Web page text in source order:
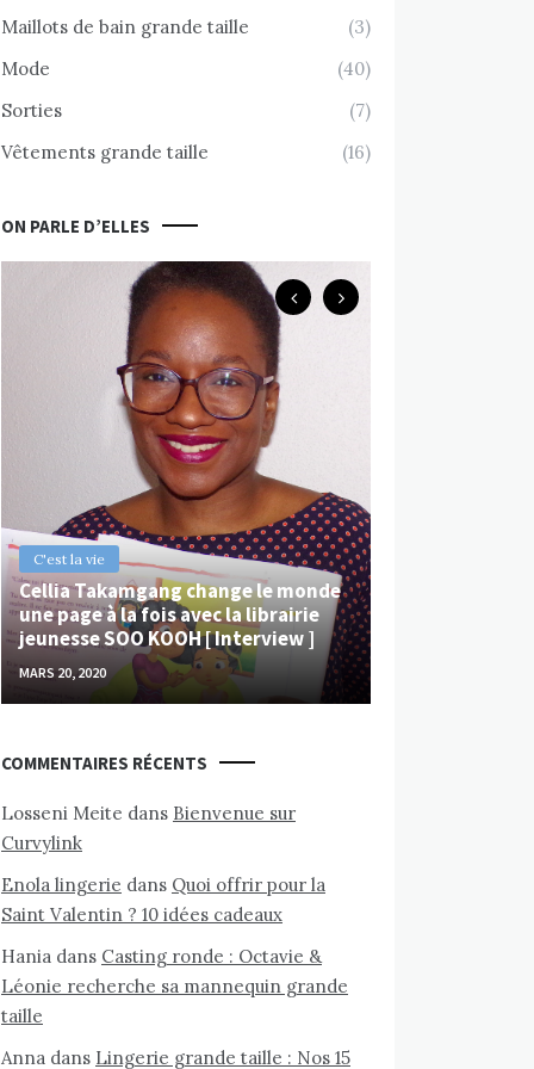
Maillots de bain grande taille
(3)
Mode
(40)
Sorties
(7)
Vêtements grande taille
(16)
ON PARLE D’ELLES
C'est la vie
Cellia Takamgang change le monde
une page à la fois avec la librairie
jeunesse SOO KOOH [ Interview ]
MARS 20, 2020
COMMENTAIRES RÉCENTS
Losseni Meite dans Bienvenue sur
Curvylink
Enola lingerie dans Quoi offrir pour la
Saint Valentin ? 10 idées cadeaux
Hania dans Casting ronde : Octavie &
Léonie recherche sa mannequin grande
taille
Anna dans Lingerie grande taille : Nos 15